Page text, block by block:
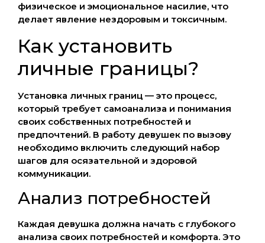
физическое и эмоциональное насилие, что
делает явление нездоровым и токсичным.
Как установить
личные границы?
Установка личных границ — это процесс,
который требует самоанализа и понимания
своих собственных потребностей и
предпочтений. В работу девушек по вызову
необходимо включить следующий набор
шагов для осязательной и здоровой
коммуникации.
Анализ потребностей
Каждая девушка должна начать с глубокого
анализа своих потребностей и комфорта. Это